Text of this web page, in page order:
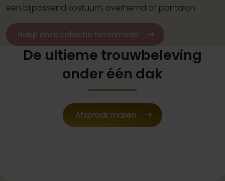
een bijpassend kostuum, overhemd of pantalon.
Bekijk onze collectie herenmode
De ultieme trouwbeleving
onder één dak
Afspraak maken